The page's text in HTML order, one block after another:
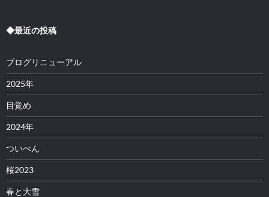
◆最近の投稿
ブログリニューアル
2025年
目覚め
2024年
ついぺん
桜2023
春と大雪